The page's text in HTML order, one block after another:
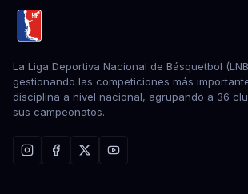
La Liga Deportiva Nacional de Básquetbol
gestionando las competiciones más
disciplina a nivel nacional, agrupando a 36
sus campeonatos.